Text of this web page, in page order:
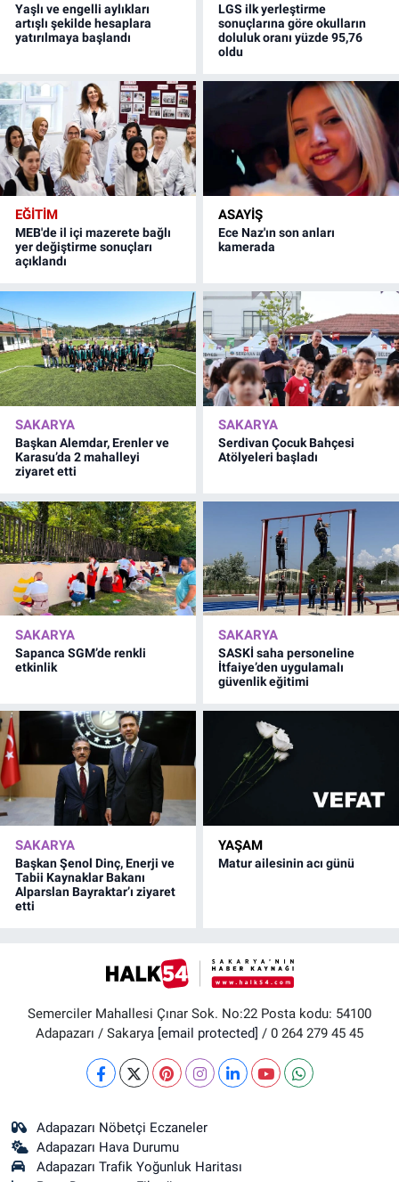
Yaşlı ve engelli aylıkları
artışlı şekilde hesaplara
yatırılmaya başlandı
LGS ilk yerleştirme
sonuçlarına göre okulların
doluluk oranı yüzde 95,76
oldu
EĞİTİM
MEB'de il içi mazerete bağlı
yer değiştirme sonuçları
açıklandı
ASAYİŞ
Ece Naz'ın son anları
kamerada
SAKARYA
Başkan Alemdar, Erenler ve
Karasu’da 2 mahalleyi
ziyaret etti
SAKARYA
Serdivan Çocuk Bahçesi
Atölyeleri başladı
SAKARYA
Sapanca SGM’de renkli
etkinlik
SAKARYA
SASKİ saha personeline
İtfaiye’den uygulamalı
güvenlik eğitimi
SAKARYA
Başkan Şenol Dinç, Enerji ve
Tabii Kaynaklar Bakanı
Alparslan Bayraktar’ı ziyaret
etti
YAŞAM
Matur ailesinin acı günü
Semerciler Mahallesi Çınar Sok. No:22 Posta kodu: 54100
Adapazarı / Sakarya [email protected] / 0 264 279 45 45
Adapazarı Nöbetçi Eczaneler
Adapazarı Hava Durumu
Adapazarı Trafik Yoğunluk Haritası